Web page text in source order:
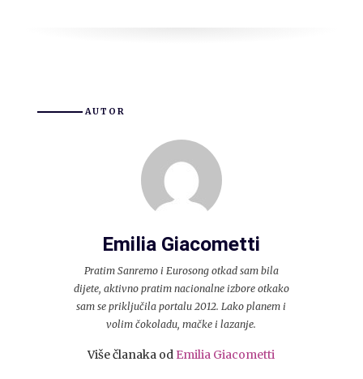
AUTOR
Emilia Giacometti
Pratim Sanremo i Eurosong otkad sam bila
dijete, aktivno pratim nacionalne izbore otkako
sam se priključila portalu 2012. Lako planem i
volim čokoladu, mačke i lazanje.
Više članaka od Emilia Giacometti